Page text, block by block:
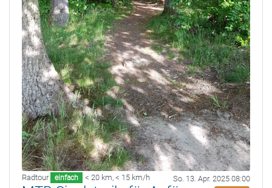
Radtour einfach < 20 km, < 15 km/h So. 13. Apr. 2025 08:00